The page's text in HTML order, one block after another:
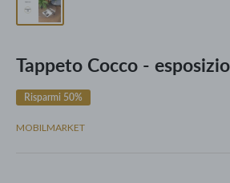
Tappeto Cocco -
Risparmi 50%
MOBILMARKET